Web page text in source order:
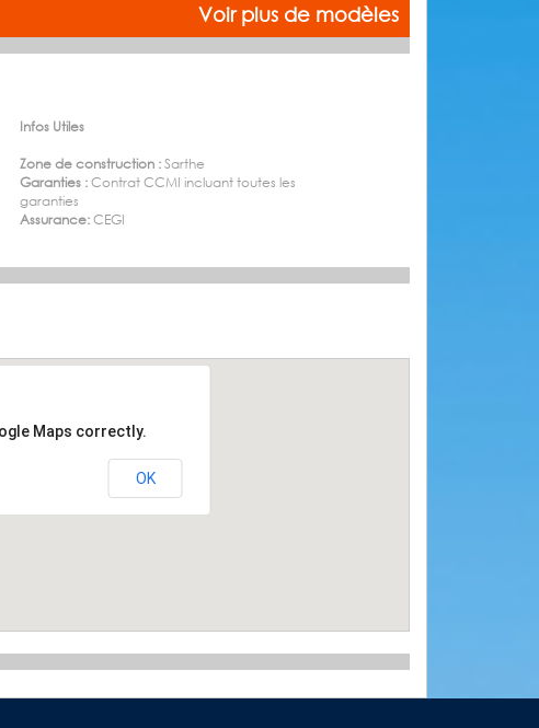
Voir plus de modèles
Infos Utiles
Zone de construction :Sarthe
Garanties :Contrat CCMI incluant toutes les
garanties
Assurance:CEGI
Maps correctly.
OK